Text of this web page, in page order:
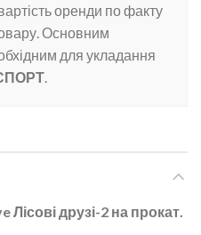
оренди по факту
Основним
для укладання
друзі-2 на прокат.